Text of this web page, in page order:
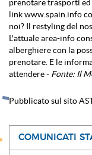
prenotare trasporti
link www.spain.info
noi? Il restyling del
L'attuale area-info
alberghiere con la
prenotare. E le
attendere - Fonte: Il
Pubblicato sul sito
COMUNICATI